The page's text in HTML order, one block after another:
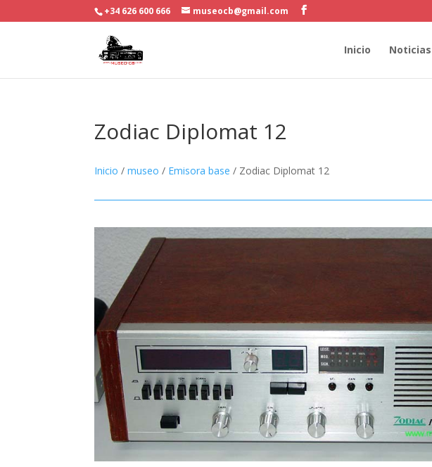
+34 626 600 666 museocb@gmail.com
Inicio Noticias
Zodiac Diplomat 12
Inicio /museo / Emisora base / Zodiac Diplomat 12